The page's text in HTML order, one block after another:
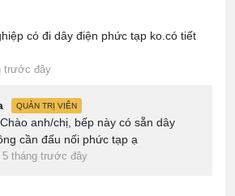
có đi dây điện phức tạp ko.có tiết
trước đây
QUẢN TRỊ VIÊN
anh/chị, bếp này có sẵn dây
cần đấu nối phức tạp ạ
5 tháng trước đây